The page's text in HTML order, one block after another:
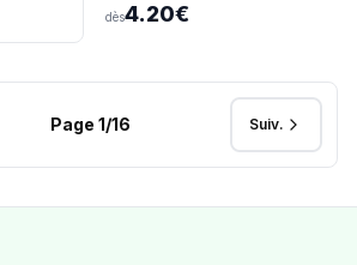
dès4.20€
Page 1/16 Suiv.